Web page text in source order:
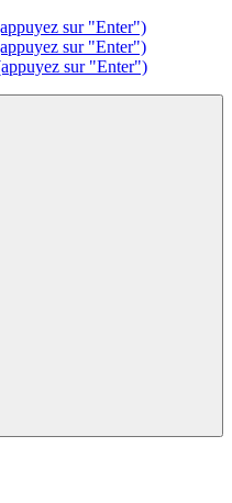
sur "Enter")
sur "Enter")
sur "Enter")